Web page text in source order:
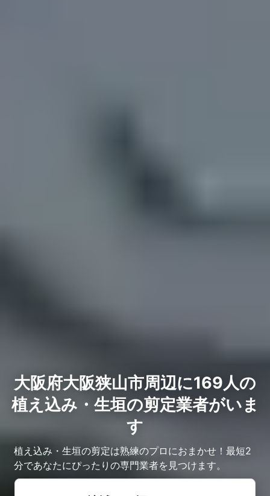
大阪府大阪狭山市周辺に169人の
植え込み・生垣の剪定業者がいま
す
植え込み・生垣の剪定は熟練のプロにおまかせ！最短2
分であなたにぴったりの専門業者を見つけます。